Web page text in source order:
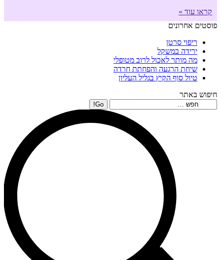
קראו עוד »
פוסטים אחרונים
ריפוי סרטן
ירידה במשקל
מה מותר לאכול לרוב מטופלי
שיחת הרגעה והפחתת חרדה
טיול סוף הקיץ בגליל העליון
חיפוש באתר
Search: